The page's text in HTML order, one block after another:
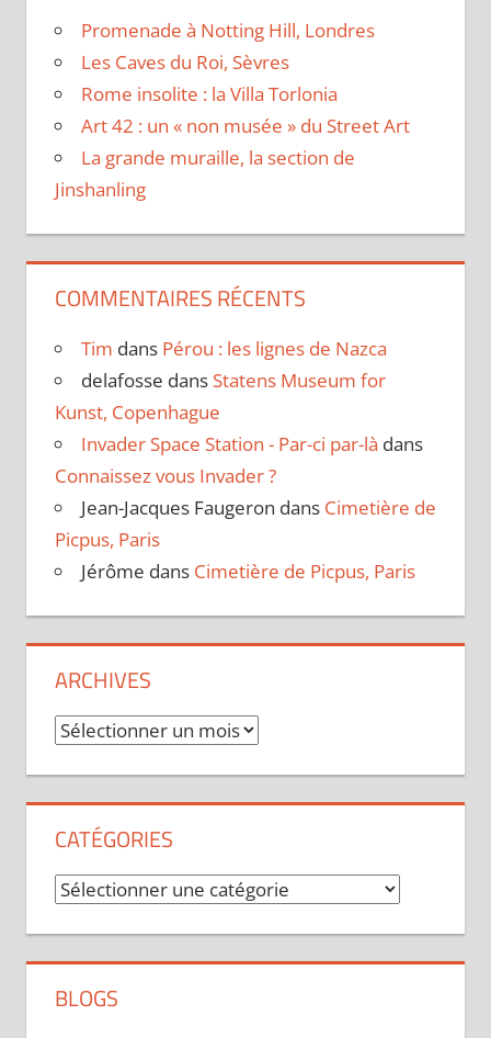
Promenade à Notting Hill, Londres
Les Caves du Roi, Sèvres
Rome insolite : la Villa Torlonia
Art 42 : un « non musée » du Street Art
La grande muraille, la section de
Jinshanling
COMMENTAIRES RÉCENTS
Tim dans Pérou : les lignes de Nazca
delafosse dans Statens Museum for
Kunst, Copenhague
Invader Space Station - Par-ci par-là dans
Connaissez vous Invader ?
Jean-Jacques Faugeron dans Cimetière de
Picpus, Paris
Jérôme dans Cimetière de Picpus, Paris
ARCHIVES
Archives
CATÉGORIES
Catégories
BLOGS